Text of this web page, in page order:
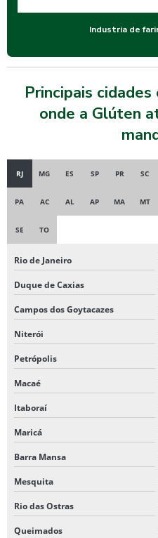
Industria de
Principais
onde a Glúten
RJ MG ES SP PR SC
PA AC AL AP MA MT
SE TO
Rio de Janeiro
Duque de Caxias
Campos dos Goytacazes
Niterói
Petrópolis
Macaé
Itaboraí
Maricá
Barra Mansa
Mesquita
Rio das Ostras
Queimados